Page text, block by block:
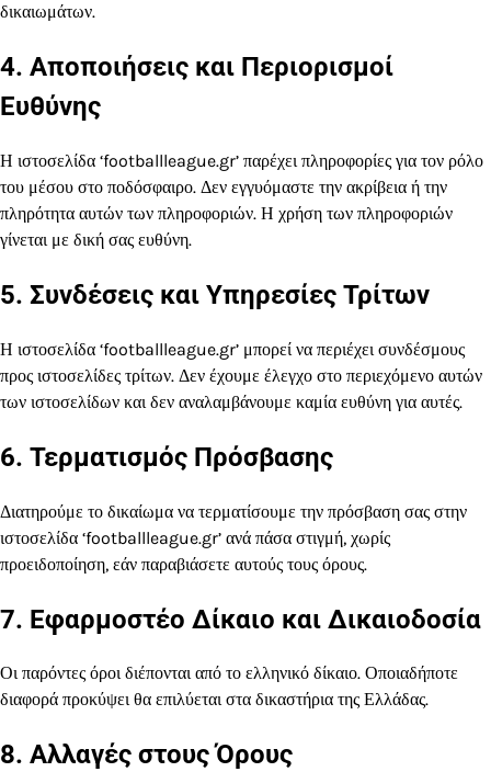
δικαιωμάτων.
4. Αποποιήσεις και Περιορισμοί
Ευθύνης
Η ιστοσελίδα ‘footballleague.gr’ παρέχει πληροφορίες για τον ρόλο
του μέσου στο ποδόσφαιρο. Δεν εγγυόμαστε την ακρίβεια ή την
πληρότητα αυτών των πληροφοριών. Η χρήση των πληροφοριών
γίνεται με δική σας ευθύνη.
5. Συνδέσεις και Υπηρεσίες Τρίτων
Η ιστοσελίδα ‘footballleague.gr’ μπορεί να περιέχει συνδέσμους
προς ιστοσελίδες τρίτων. Δεν έχουμε έλεγχο στο περιεχόμενο αυτών
των ιστοσελίδων και δεν αναλαμβάνουμε καμία ευθύνη για αυτές.
6. Τερματισμός Πρόσβασης
Διατηρούμε το δικαίωμα να τερματίσουμε την πρόσβαση σας στην
ιστοσελίδα ‘footballleague.gr’ ανά πάσα στιγμή, χωρίς
προειδοποίηση, εάν παραβιάσετε αυτούς τους όρους.
7. Εφαρμοστέο Δίκαιο και Δικαιοδοσία
Οι παρόντες όροι διέπονται από το ελληνικό δίκαιο. Οποιαδήποτε
διαφορά προκύψει θα επιλύεται στα δικαστήρια της Ελλάδας.
8. Αλλαγές στους Όρους